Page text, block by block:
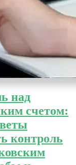
над
счетом:
контроль